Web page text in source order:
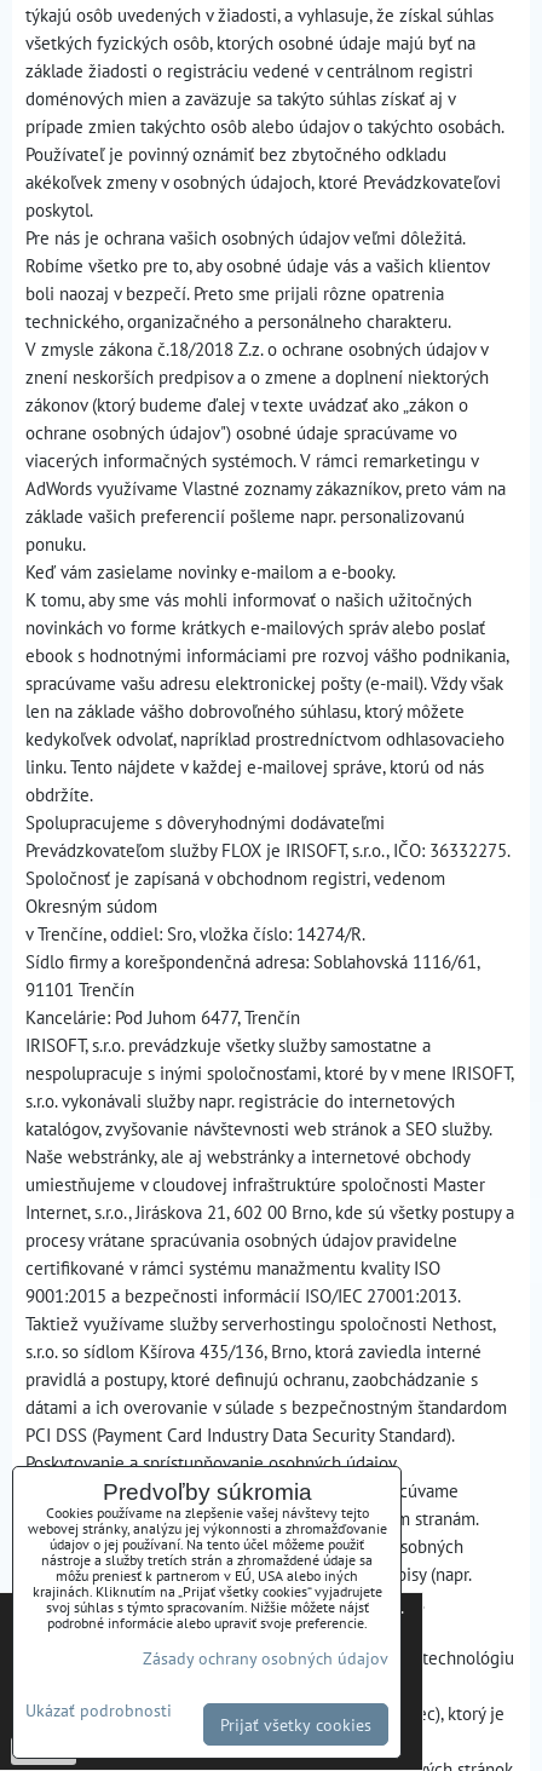
týkajú osôb uvedených v žiadosti, a vyhlasuje, že získal súhlas
všetkých fyzických osôb, ktorých osobné údaje majú byť na
základe žiadosti o registráciu vedené v centrálnom registri
doménových mien a zaväzuje sa takýto súhlas získať aj v
prípade zmien takýchto osôb alebo údajov o takýchto osobách.
Používateľ je povinný oznámiť bez zbytočného odkladu
akékoľvek zmeny v osobných údajoch, ktoré Prevádzkovateľovi
poskytol.
Pre nás je ochrana vašich osobných údajov veľmi dôležitá.
Robíme všetko pre to, aby osobné údaje vás a vašich klientov
boli naozaj v bezpečí. Preto sme prijali rôzne opatrenia
technického, organizačného a personálneho charakteru.
V zmysle zákona č.18/2018 Z.z. o ochrane osobných údajov v
znení neskorších predpisov a o zmene a doplnení niektorých
zákonov (ktorý budeme ďalej v texte uvádzať ako „zákon o
ochrane osobných údajov") osobné údaje spracúvame vo
viacerých informačných systémoch. V rámci remarketingu v
AdWords využívame Vlastné zoznamy zákazníkov, preto vám na
základe vašich preferencií pošleme napr. personalizovanú
ponuku.
Keď vám zasielame novinky e-mailom a e-booky.
K tomu, aby sme vás mohli informovať o našich užitočných
novinkách vo forme krátkych e-mailových správ alebo poslať
ebook s hodnotnými informáciami pre rozvoj vášho podnikania,
spracúvame vašu adresu elektronickej pošty (e-mail). Vždy však
len na základe vášho dobrovoľného súhlasu, ktorý môžete
kedykoľvek odvolať, napríklad prostredníctvom odhlasovacieho
linku. Tento nájdete v každej e-mailovej správe, ktorú od nás
obdržíte.
Spolupracujeme s dôveryhodnými dodávateľmi
Prevádzkovateľom služby FLOX je IRISOFT, s.r.o., IČO: 36332275.
Spoločnosť je zapísaná v obchodnom registri, vedenom
Okresným súdom
v Trenčíne, oddiel: Sro, vložka číslo: 14274/R.
Sídlo firmy a korešpondenčná adresa: Soblahovská 1116/61,
91101 Trenčín
Kancelárie: Pod Juhom 6477, Trenčín
IRISOFT, s.r.o. prevádzkuje všetky služby samostatne a
nespolupracuje s inými spoločnosťami, ktoré by v mene IRISOFT,
s.r.o. vykonávali služby napr. registrácie do internetových
katalógov, zvyšovanie návštevnosti web stránok a SEO služby.
Naše webstránky, ale aj webstránky a internetové obchody
umiestňujeme v cloudovej infraštruktúre spoločnosti Master
Internet, s.r.o., Jiráskova 21, 602 00 Brno, kde sú všetky postupy a
procesy vrátane spracúvania osobných údajov pravidelne
certifikované v rámci systému manažmentu kvality ISO
9001:2015 a bezpečnosti informácií ISO/IEC 27001:2013.
Taktiež využívame služby serverhostingu spoločnosti Nethost,
s.r.o. so sídlom Kšírova 435/136, Brno, ktorá zaviedla interné
pravidlá a postupy, ktoré definujú ochranu, zaobchádzanie s
dátami a ich overovanie v súlade s bezpečnostným štandardom
PCI DSS (Payment Card Industry Data Security Standard).
Poskytovanie a sprístupňovanie osobných údajov
Bez vášho súhlasu osobné údaje, ktoré o vás spracúvame
neposkytneme ani nesprístupnime žiadnym tretím stranám.
Výnimkou sú len prípady, keď nás k odovzdaniu osobných
údajov zaväzujú všeobecne záväzné právne predpisy (napr.
Daňový úrad, polícia, súdy a iné oprávnené subjekty).
Politika používania cookies
Naša internetová stránka a jej podstránky používajú technológiu
Cookie predstavuje krátky text (alfanumerický reťazec), ktorý je
uložený na koncovom zariadení návštevníka našich
Predvoľby súkromia
Cookies používame na zlepšenie vašej návštevy tejto
webovej stránky, analýzu jej výkonnosti a zhromažďovanie
údajov o jej používaní. Na tento účel môžeme použiť
nástroje a služby tretích strán a zhromaždené údaje sa
môžu preniesť k partnerom v EÚ, USA alebo iných
krajinách. Kliknutím na „Prijať všetky cookies“ vyjadrujete
svoj súhlas s týmto spracovaním. Nižšie môžete nájsť
podrobné informácie alebo upraviť svoje preferencie.
Zásady ochrany osobných údajov
Ukázať podrobnosti
Prijať všetky cookies
Tieto internetové stránky používajú súbory cookies.
Bližšie informácie o použitých súboroch cookies a
ako je možné zabrániť ich používaniu nájdete na
Zásady Ochrany osobných údajov